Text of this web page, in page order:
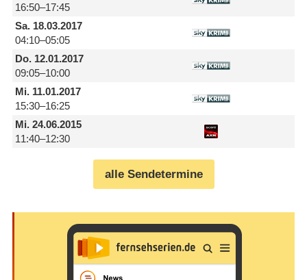
16:50–17:45
Sa.18.03.2017
04:10–05:05
Do.12.01.2017
09:05–10:00
Mi.11.01.2017
15:30–16:25
Mi.24.06.2015
11:40–12:30
alle Sendetermine